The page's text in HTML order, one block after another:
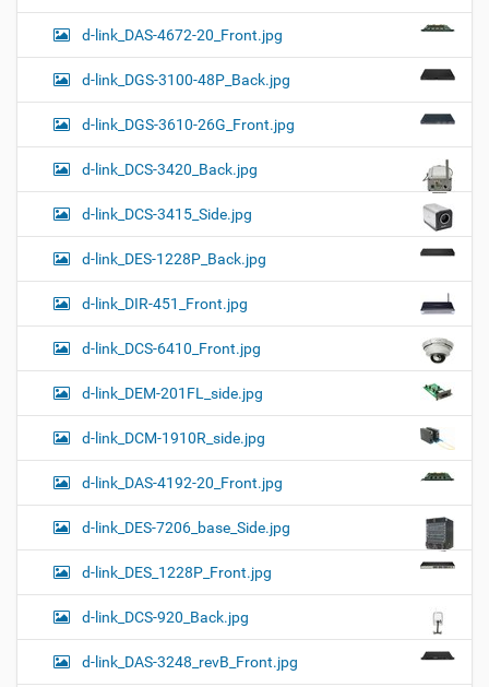
d-link_DAS-4672-20_Front.jpg
d-link_DGS-3100-48P_Back.jpg
d-link_DGS-3610-26G_Front.jpg
d-link_DCS-3420_Back.jpg
d-link_DCS-3415_Side.jpg
d-link_DES-1228P_Back.jpg
d-link_DIR-451_Front.jpg
d-link_DCS-6410_Front.jpg
d-link_DEM-201FL_side.jpg
d-link_DCM-1910R_side.jpg
d-link_DAS-4192-20_Front.jpg
d-link_DES-7206_base_Side.jpg
d-link_DES_1228P_Front.jpg
d-link_DCS-920_Back.jpg
d-link_DAS-3248_revB_Front.jpg